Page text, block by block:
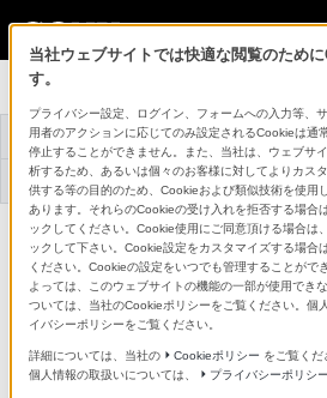
プロフェッショナルモニター
トップ 商品一覧 関
アプリケーションソ
フトウェア
機器アップデートフ
ァームウェア
サービ
ー
HD/SD-SDI入力アダプター
BKM-341HS
当社ウェブサイトでは快適な閲覧のため
す。
プライバシー設定、ログイン、フォームへの入力等、
用者のアクションに応じてのみ設定されるCookieは通
停止することができません。また、当社は、ウェブサ
析するため、あるいは個々のお客様に対してよりカス
供する等の目的のため、Cookieおよび類似技術を使用
あります。それらのCookieの受け入れを拒否する場合
ックしてください。Cookie使用にご同意頂ける場合は
ックして下さい。Cookie設定をカスタマイズする場合
ください。Cookieの設定をいつでも管理することがで
よっては、このウェブサイトの機能の一部が使用でき
ついては、当社のCookieポリシーをご覧ください。個
イバシーポリシーをご覧ください。
詳細については、当社の Cookieポリシー をご覧くだ
個人情報の取扱いについては、
プライバシーポリシー